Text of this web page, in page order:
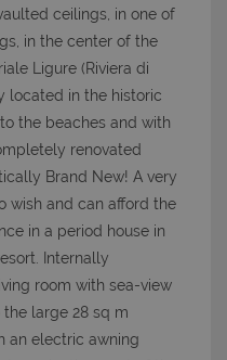
ceilings, in one of
in the center of the
Ligure (Riviera di
located in the historic
the beaches and with
renovated
Brand New! A very
wish and can afford the
in a period house in
Internally
room with sea-view
large 28 sq m
an electric awning